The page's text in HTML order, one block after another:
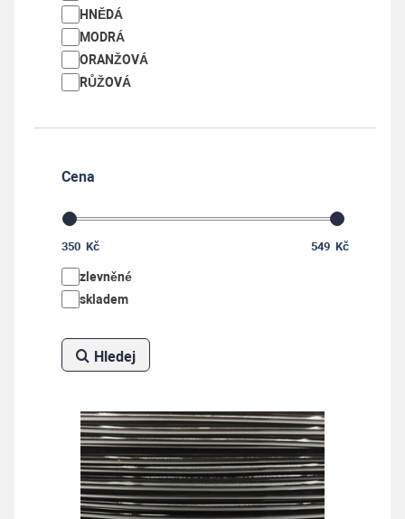
HNĚDÁ
MODRÁ
ORANŽOVÁ
RŮŽOVÁ
Cena
350 Kč 549 Kč
zlevněné
skladem
Hledej
REFILL - RE-PETG - 1 kg - Metal GREY - 1,75 mm
499 Kč